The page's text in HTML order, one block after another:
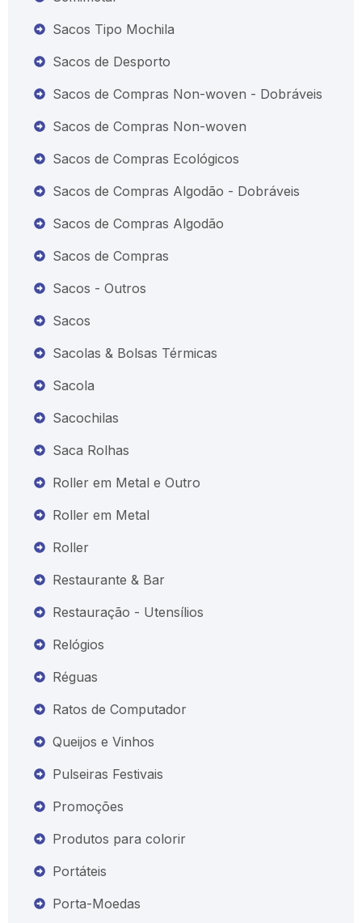
Sacos Tipo Mochila
Sacos de Desporto
Sacos de Compras Non-woven - Dobráveis
Sacos de Compras Non-woven
Sacos de Compras Ecológicos
Sacos de Compras Algodão - Dobráveis
Sacos de Compras Algodão
Sacos de Compras
Sacos - Outros
Sacos
Sacolas & Bolsas Térmicas
Sacola
Sacochilas
Saca Rolhas
Roller em Metal e Outro
Roller em Metal
Roller
Restaurante & Bar
Restauração - Utensílios
Relógios
Réguas
Ratos de Computador
Queijos e Vinhos
Pulseiras Festivais
Promoções
Produtos para colorir
Portáteis
Porta-Moedas